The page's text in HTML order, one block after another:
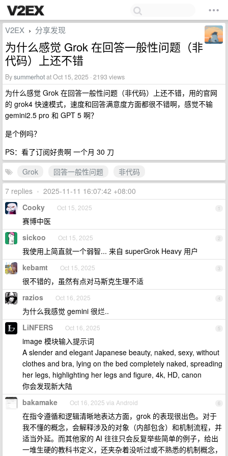
V2EX › 分享发现
为什么感觉 Grok 在回答一般性问题（非
代码）上还不错
Bysummerhotat Oct 15, 2025 · 2193 views
为什么感觉 Grok 在回答一般性问题（非代码）上还不错，用的官网
的 grok4 快速模式，速度和回答满意度方面都很不错啊，感觉不输
gemini2.5 pro 和 GPT 5 啊？
是个例吗？
PS：看了订阅好贵啊 一个月 30 刀
Grok
回答一般性问题
非代码
7 replies • 2025-11-11 16:07:42 +08:00
1
Cooky Oct 15, 2025
赛博中医
2
sickoo Oct 15, 2025
我使用上简直就一个弱智... 来自 superGrok Heavy 用户
3
kebamt Oct 15, 2025
很不错的，虽然有点对马斯克生理不适
4
razios Oct 16, 2025
为什么我感觉 gemini 很烂..
5
LiNFERS Oct 16, 2025
image 模块输入提示词
A slender and elegant Japanese beauty, naked, sexy, without
clothes and bra, lying on the bed completely naked, spreading
her legs, highlighting her legs and figure, 4k, HD, canon
你会发现新大陆
6
bakamake Oct 16, 2025 via Android
在指令遵循和逻辑清晰地表达方面，grok 的表现很出色。对于
我不懂的概念，会解释涉及的对象（内部包含）和机制流程，并
适当外延。而其他家的 AI 往往只会反复举些简单的例子，给出
一堆生硬的教科书定义，还夹杂着没听过或不熟悉的机制概念，